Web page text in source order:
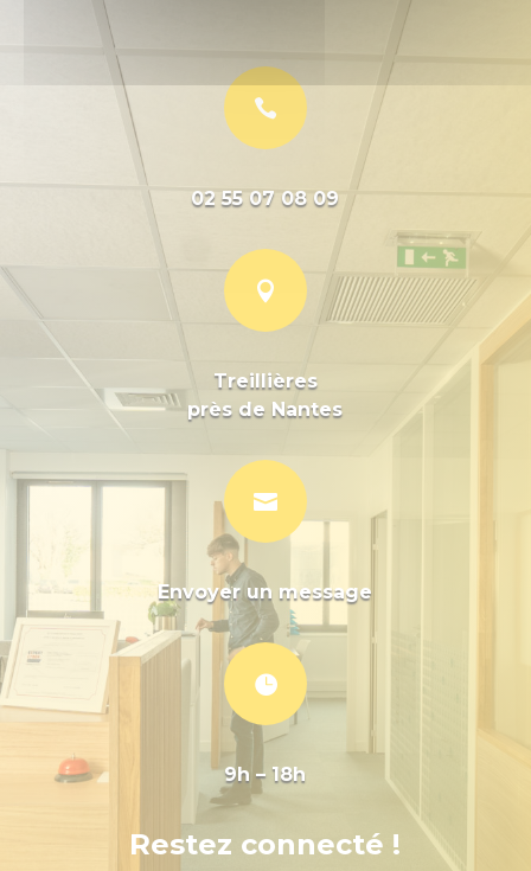

02 55 07 08 09

Treillières
près de Nantes

Envoyer un message

9h – 18h
Restez connecté !